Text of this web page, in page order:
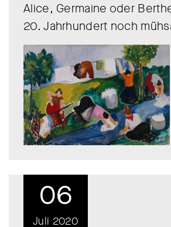
Alice, Germaine oder
20. Jahrhundert noch
06
Juli 2020